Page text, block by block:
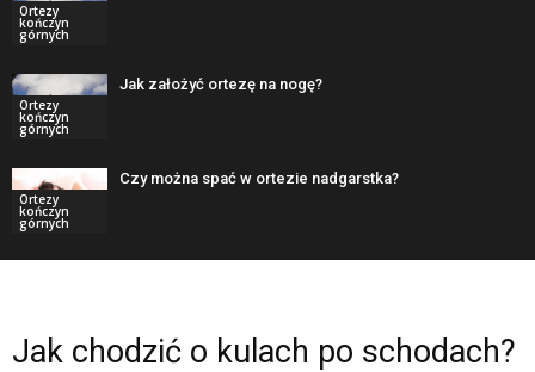
Ortezy
kończyn
górnych
Ortezy
kończyn
górnych
Jak założyć ortezę na nogę?
Ortezy
kończyn
górnych
Czy można spać w ortezie nadgarstka?
Jak chodzić o kulach po schodach?